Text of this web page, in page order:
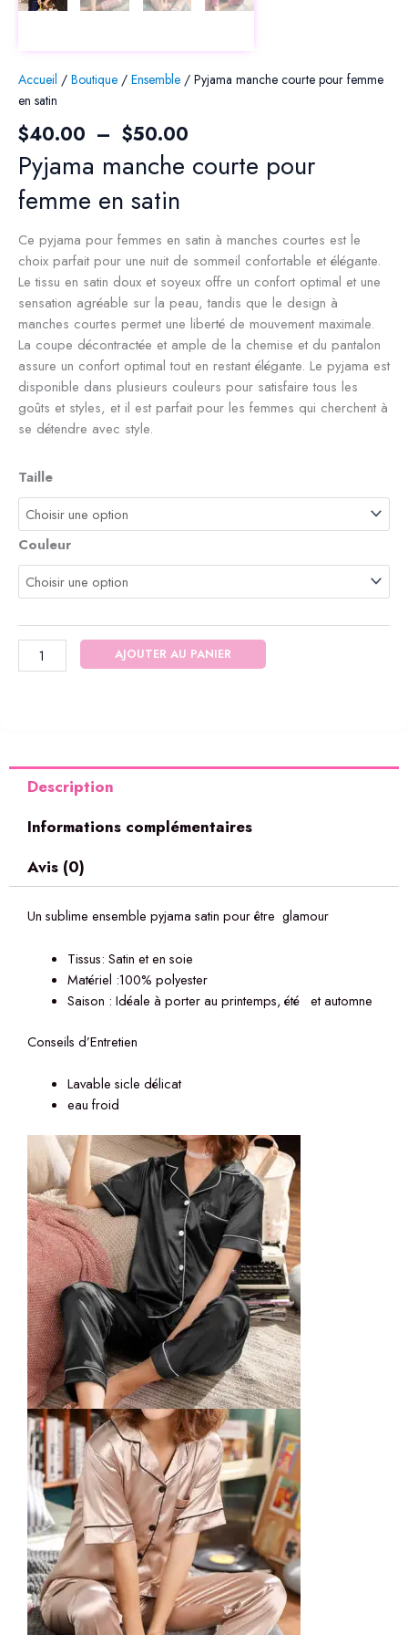
Accueil / Boutique / Ensemble / Pyjama manche courte pour femme
en satin
$40.00 – $50.00
prix :
$50.00
Pyjama manche courte pour
femme en satin
Ce pyjama pour femmes en satin à manches courtes est le
choix parfait pour une nuit de sommeil confortable et élégante.
Le tissu en satin doux et soyeux offre un confort optimal et une
sensation agréable sur la peau, tandis que le design à
manches courtes permet une liberté de mouvement maximale.
La coupe décontractée et ample de la chemise et du pantalon
assure un confort optimal tout en restant élégante. Le pyjama est
disponible dans plusieurs couleurs pour satisfaire tous les
goûts et styles, et il est parfait pour les femmes qui cherchent à
se détendre avec style.
Taille
Couleur
quantité
de
Pyjama
manche
pour
femme
en
satin
AJOUTER AU PANIER
Description
Informations complémentaires
Avis (0)
Un sublime ensemble pyjama satin pour être glamour
Tissus: Satin et en soie
Matériel :100% polyester
Saison : Idéale à porter au printemps, été et automne
Conseils d’Entretien
Lavable sicle délicat
eau froid